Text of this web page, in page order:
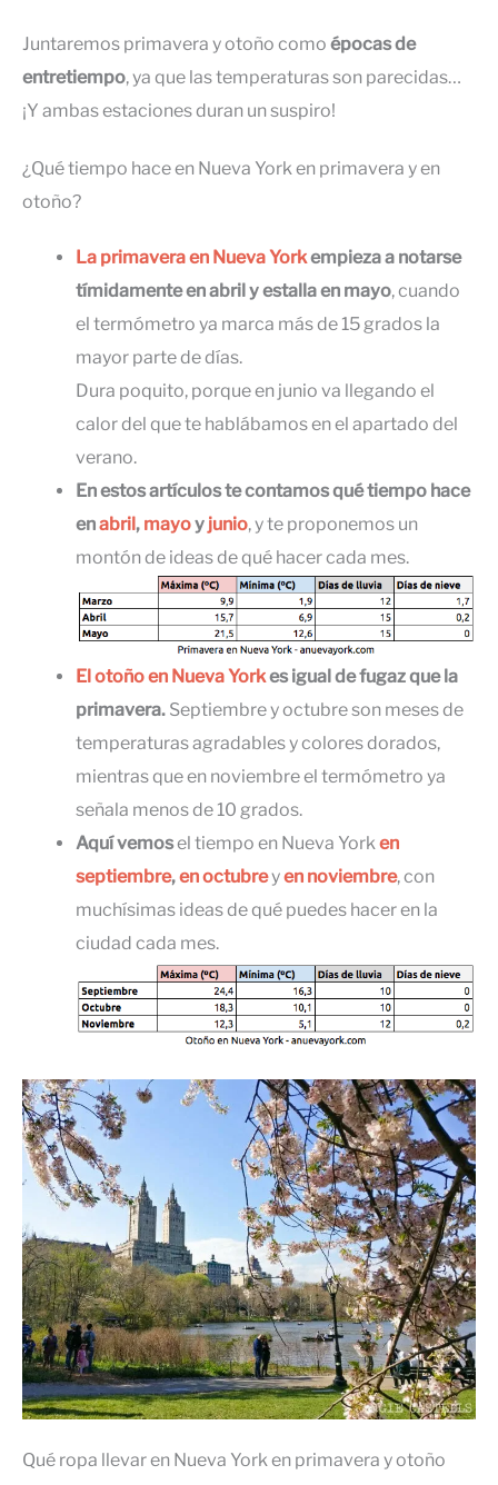
Juntaremos primavera y otoño como épocas de
entretiempo, ya que las temperaturas son parecidas…
¡Y ambas estaciones duran un suspiro!
¿Qué tiempo hace en Nueva York en primavera y en
otoño?
La primavera en Nueva Yorkempieza a notarse
tímidamente en abril y estalla en mayo, cuando
el termómetro ya marca más de 15 grados la
mayor parte de días.
Dura poquito, porque en junio va llegando el
calor del que te hablábamos en el apartado del
verano.
En estos artículos te contamos qué tiempo hace
enabril, mayoy junio, y te proponemos un
montón de ideas de qué hacer cada mes.
El otoño en Nueva Yorkes igual de fugaz que la
primavera. Septiembre y octubre son meses de
temperaturas agradables y colores dorados,
mientras que en noviembre el termómetro ya
señala menos de 10 grados.
Aquí vemosel tiempo en Nueva Yorken
septiembre,en octubreyen noviembre, con
muchísimas ideas de qué puedes hacer en la
ciudad cada mes.
Qué ropa llevar en Nueva York en primavera y otoño